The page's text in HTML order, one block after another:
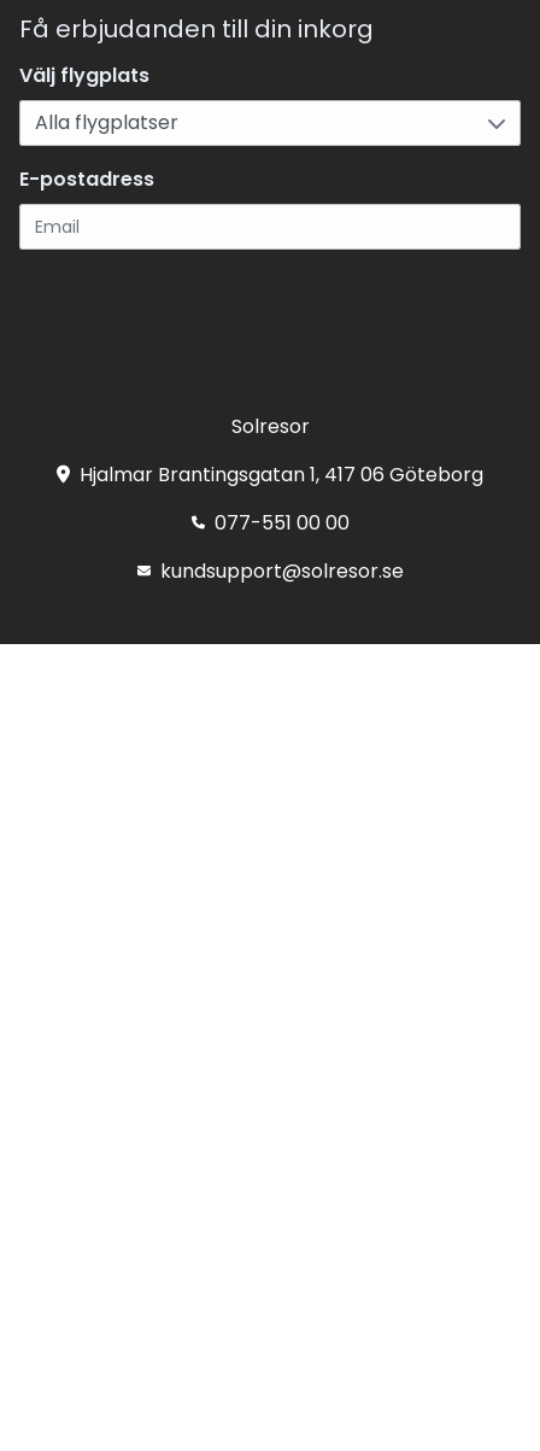
Få erbjudanden till din inkorg
Välj flygplats
E-postadress
Solresor
Hjalmar Brantingsgatan 1, 417 06 Göteborg
077-551 00 00
kundsupport@solresor.se